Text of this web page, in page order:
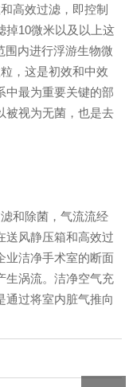
高效过滤，即控制
掉10微米以及以上这
围内进行浮游生物微
，这是初效和中效
中最为重要关键的部
被视为无菌，也是去
和除菌，气流流经
送风静压箱和高效过
业洁净手术室的断面
生涡流。洁净空气充
通过将室内脏气推向